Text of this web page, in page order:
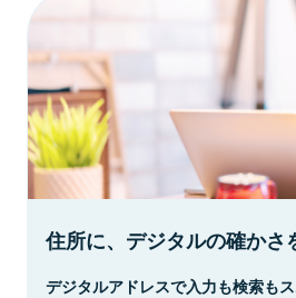
住所に、デジタルの確かさ
デジタルアドレスで入力も検索もス